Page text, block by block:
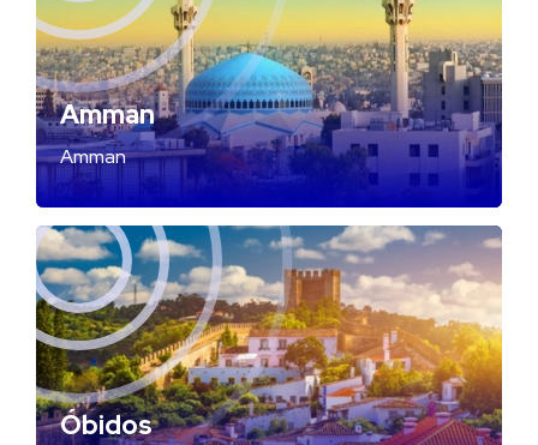
Amman
Amman
Óbidos